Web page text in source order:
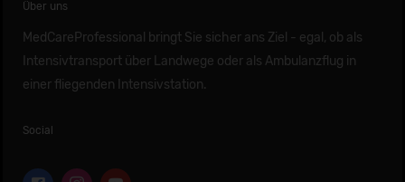
Über uns
MedCareProfessional bringt Sie sicher ans Ziel - egal, ob als
Intensivtransport über Landwege oder als Ambulanzflug in
einer fliegenden Intensivstation.
Social